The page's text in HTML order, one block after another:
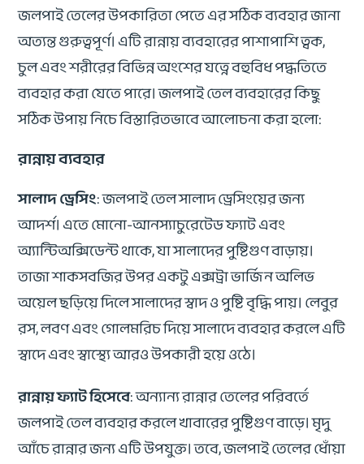
জলপাই তেলের উপকারিতা পেতে এর সঠিক ব্যবহার জানা
অত্যন্ত গুরুত্বপূর্ণ। এটি রান্নায় ব্যবহারের পাশাপাশি ত্বক,
চুল এবং শরীরের বিভিন্ন অংশের যত্নে বহুবিধ পদ্ধতিতে
ব্যবহার করা যেতে পারে। জলপাই তেল ব্যবহারের কিছু
সঠিক উপায় নিচে বিস্তারিতভাবে আলোচনা করা হলো:
রান্নায় ব্যবহার
সালাদ ড্রেসিং: জলপাই তেল সালাদ ড্রেসিংয়ের জন্য
আদর্শ। এতে মোনো-আনস্যাচুরেটেড ফ্যাট এবং
অ্যান্টিঅক্সিডেন্ট থাকে, যা সালাদের পুষ্টিগুণ বাড়ায়।
তাজা শাকসবজির উপর একটু এক্সট্রা ভার্জিন অলিভ
অয়েল ছড়িয়ে দিলে সালাদের স্বাদ ও পুষ্টি বৃদ্ধি পায়। লেবুর
রস, লবণ এবং গোলমরিচ দিয়ে সালাদে ব্যবহার করলে এটি
স্বাদে এবং স্বাস্থ্যে আরও উপকারী হয়ে ওঠে।
রান্নায় ফ্যাট হিসেবে: অন্যান্য রান্নার তেলের পরিবর্তে
জলপাই তেল ব্যবহার করলে খাবারের পুষ্টিগুণ বাড়ে। মৃদু
আঁচে রান্নার জন্য এটি উপযুক্ত। তবে, জলপাই তেলের ধোঁয়া